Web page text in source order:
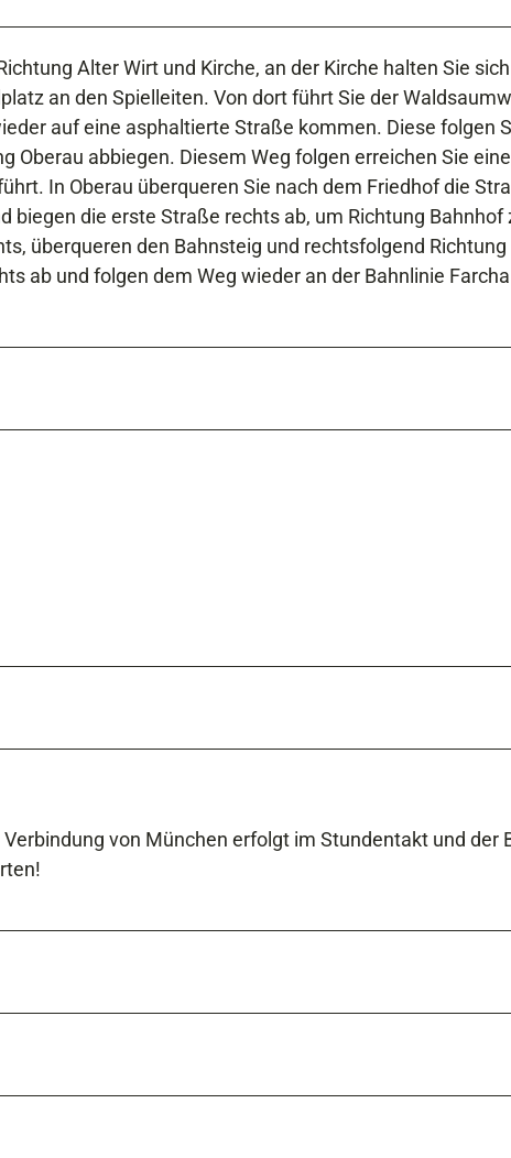
Alter Wirt und Kirche, an der Kirche halten Sie sich
an den Spielleiten. Von dort führt Sie der
auf eine asphaltierte Straße kommen. Diese folgen
Oberau abbiegen. Diesem Weg folgen erreichen Sie eine
In Oberau überqueren Sie nach dem Friedhof die
biegen die erste Straße rechts ab, um Richtung Bahnhof
überqueren den Bahnsteig und rechtsfolgend Richtung
ab und folgen dem Weg wieder an der Bahnlinie
von München erfolgt im Stundentakt und der